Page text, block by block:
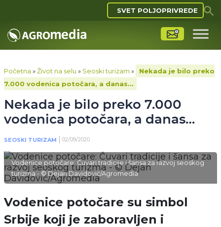
SVET POLJOPRIVREDE
Početna »Život na selu » Seoski turizam »
Nekada je bilo preko
7.000 vodenica potočara, a danas…
Nekada je bilo preko 7.000
vodenica potočara, a danas…
SEOSKI TURIZAM 02/09/2020
Vodenice potočare: Čuvari tradicije i šansa za razvoj seoskog
turizma - © Dejan Davidović/Agromedia
Vodenice potočare su simbol
Srbije koji je zaboravljen i